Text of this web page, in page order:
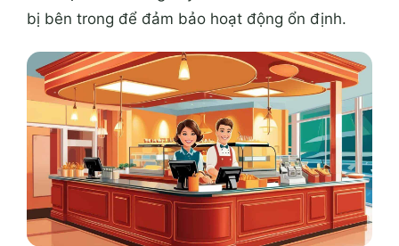
bị bên trong để đảm bảo hoạt động ổn định.